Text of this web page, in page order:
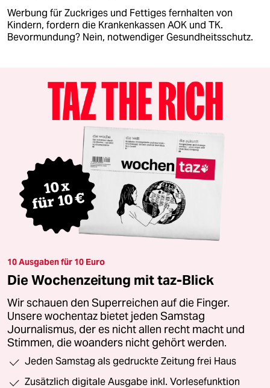
Werbung für Zuckriges und Fettiges fernhalten von
Kindern, fordern die Krankenkassen AOK und TK.
Bevormundung? Nein, notwendiger Gesundheitsschutz.
10 Ausgaben für 10 Euro
Die Wochenzeitung mit taz-Blick
Wir schauen den Superreichen auf die Finger.
Unsere wochentaz bietet jeden Samstag
Journalismus, der es nicht allen recht macht und
Stimmen, die woanders nicht gehört werden.
Jeden Samstag als gedruckte Zeitung frei Haus
Zusätzlich digitale Ausgabe inkl. Vorlesefunktion